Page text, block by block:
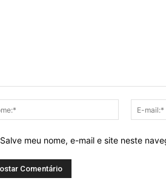
Nome:*
Salve meu nome, e-mail e site neste